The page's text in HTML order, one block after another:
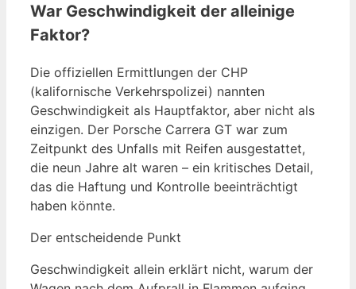
War Geschwindigkeit der alleinige
Faktor?
Die offiziellen Ermittlungen der CHP
(kalifornische Verkehrspolizei) nannten
Geschwindigkeit als Hauptfaktor, aber nicht als
einzigen. Der Porsche Carrera GT war zum
Zeitpunkt des Unfalls mit Reifen ausgestattet,
die neun Jahre alt waren – ein kritisches Detail,
das die Haftung und Kontrolle beeinträchtigt
haben könnte.
Der entscheidende Punkt
Geschwindigkeit allein erklärt nicht, warum der